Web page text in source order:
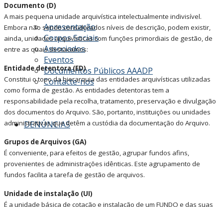
Apresentação
Corpos Sociais
Associados
Eventos
Documentos Públicos AAADP
Contacte-nos
DENÚNCIAS
Documento (D)
A mais pequena unidade arquivística intelectualmente indivisível.
Embora não sendo considerados níveis de descrição, podem existir,
ainda, unidades arquivísticas com funções primordiais de gestão, de
entre as quais destacamos:
Entidade detentora (ED)
Constitui o topo da hierarquia das entidades arquivísticas utilizadas
como forma de gestão. As entidades detentoras tem a
responsabilidade pela recolha, tratamento, preservação e divulgação
dos documentos do Arquivo. São, portanto, instituições ou unidades
administrativas que detêm a custódia da documentação do Arquivo.
Grupos de Arquivos (GA)
É conveniente, para efeitos de gestão, agrupar fundos afins,
provenientes de administrações idênticas. Este agrupamento de
fundos facilita a tarefa de gestão de arquivos.
Unidade de instalação (UI)
É a unidade básica de cotação e instalação de um FUNDO e das suas